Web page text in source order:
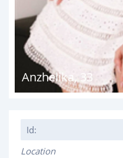
Anzhelika, 33
Id:
Location